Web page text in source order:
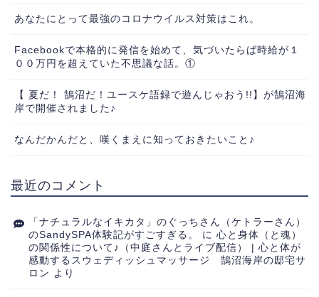
あなたにとって最強のコロナウイルス対策はこれ。
Facebookで本格的に発信を始めて、気づいたらば時給が１
００万円を超えていた不思議な話。①
【 夏だ！ 鵠沼だ！ユースケ語録で遊んじゃおう!!】が鵠沼海
岸で開催されました♪
なんだかんだと、嘆くまえに知っておきたいこと♪
最近のコメント
「ナチュラルなイキカタ」のぐっちさん（ケトラーさん）
のSandySPA体験記がすごすぎる。
に 心と身体（と魂）
の関係性について♪（中庭さんとライブ配信） | 心と体が
感動するスウェディッシュマッサージ 鵠沼海岸の邸宅サ
ロン より